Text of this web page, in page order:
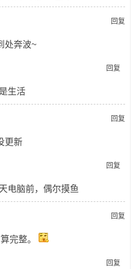
回复
处奔波~
回复
生活
回复
更新
回复
电脑前，偶尔摸鱼
回复
完整。
回复